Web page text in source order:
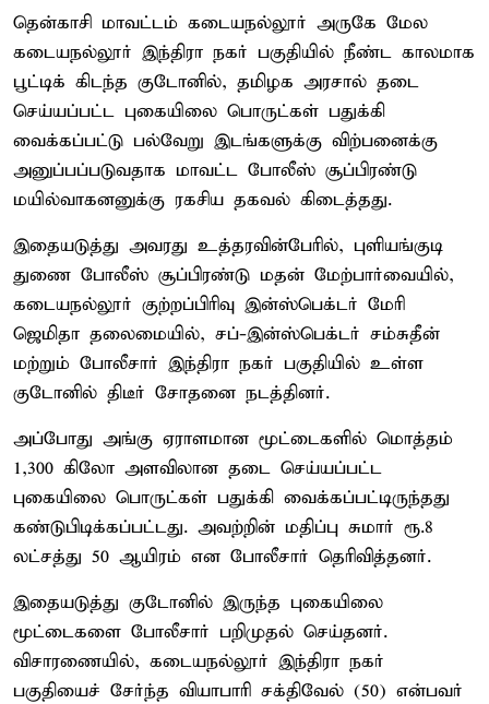
தென்காசி மாவட்டம் கடையநல்லூர் அருகே மேல
கடையநல்லூர் இந்திரா நகர் பகுதியில் நீண்ட காலமாக
பூட்டிக் கிடந்த குடோனில், தமிழக அரசால் தடை
செய்யப்பட்ட புகையிலை பொருட்கள் பதுக்கி
வைக்கப்பட்டு பல்வேறு இடங்களுக்கு விற்பனைக்கு
அனுப்பப்படுவதாக மாவட்ட போலீஸ் சூப்பிரண்டு
மயில்வாகனனுக்கு ரகசிய தகவல் கிடைத்தது.
இதையடுத்து அவரது உத்தரவின்பேரில், புளியங்குடி
துணை போலீஸ் சூப்பிரண்டு மதன் மேற்பார்வையில்,
கடையநல்லூர் குற்றப்பிரிவு இன்ஸ்பெக்டர் மேரி
ஜெமிதா தலைமையில், சப்-இன்ஸ்பெக்டர் சம்சுதீன்
மற்றும் போலீசார் இந்திரா நகர் பகுதியில் உள்ள
குடோனில் திடீர் சோதனை நடத்தினர்.
அப்போது அங்கு ஏராளமான மூட்டைகளில் மொத்தம்
1,300 கிலோ அளவிலான தடை செய்யப்பட்ட
புகையிலை பொருட்கள் பதுக்கி வைக்கப்பட்டிருந்தது
கண்டுபிடிக்கப்பட்டது. அவற்றின் மதிப்பு சுமார் ரூ.8
லட்சத்து 50 ஆயிரம் என போலீசார் தெரிவித்தனர்.
இதையடுத்து குடோனில் இருந்த புகையிலை
மூட்டைகளை போலீசார் பறிமுதல் செய்தனர்.
விசாரணையில், கடையநல்லூர் இந்திரா நகர்
பகுதியைச் சேர்ந்த வியாபாரி சக்திவேல் (50) என்பவர்